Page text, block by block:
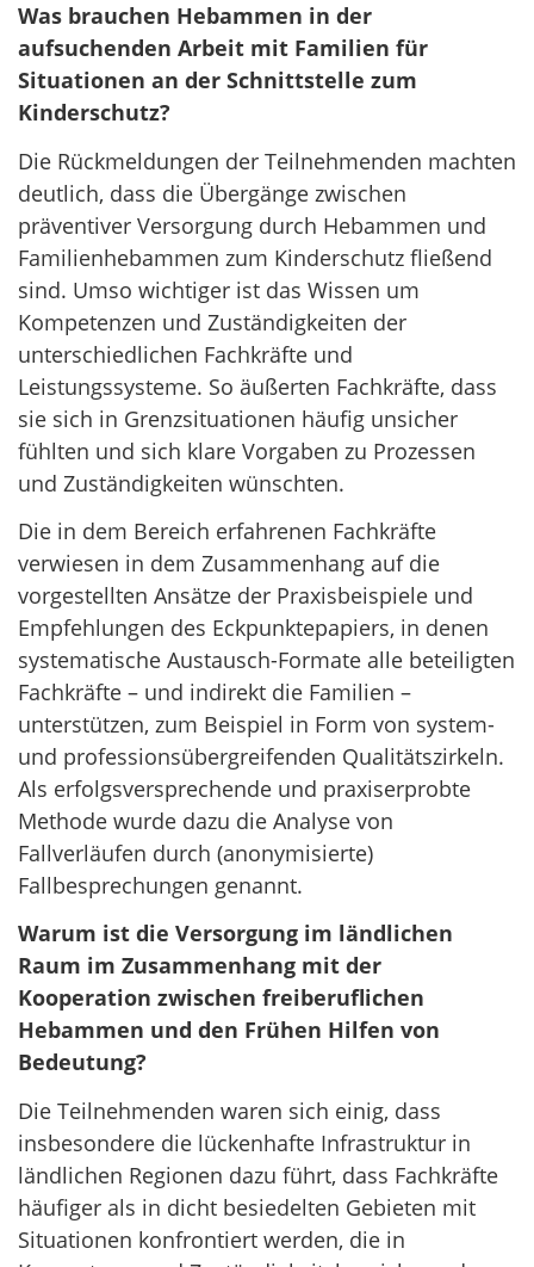
Was brauchen Hebammen in der
aufsuchenden Arbeit mit Familien für
Situationen an der Schnittstelle zum
Kinderschutz?
Die Rückmeldungen der Teilnehmenden machten
deutlich, dass die Übergänge zwischen
präventiver Versorgung durch Hebammen und
Familienhebammen zum Kinderschutz fließend
sind. Umso wichtiger ist das Wissen um
Kompetenzen und Zuständigkeiten der
unterschiedlichen Fachkräfte und
Leistungssysteme. So äußerten Fachkräfte, dass
sie sich in Grenzsituationen häufig unsicher
fühlten und sich klare Vorgaben zu Prozessen
und Zuständigkeiten wünschten.
Die in dem Bereich erfahrenen Fachkräfte
verwiesen in dem Zusammenhang auf die
vorgestellten Ansätze der Praxisbeispiele und
Empfehlungen des Eckpunktepapiers, in denen
systematische Austausch-Formate alle beteiligten
Fachkräfte – und indirekt die Familien –
unterstützen, zum Beispiel in Form von system-
und professionsübergreifenden Qualitätszirkeln.
Als erfolgsversprechende und praxiserprobte
Methode wurde dazu die Analyse von
Fallverläufen durch (anonymisierte)
Fallbesprechungen genannt.
Warum ist die Versorgung im ländlichen
Raum im Zusammenhang mit der
Kooperation zwischen freiberuflichen
Hebammen und den Frühen Hilfen von
Bedeutung?
Die Teilnehmenden waren sich einig, dass
insbesondere die lückenhafte Infrastruktur in
ländlichen Regionen dazu führt, dass Fachkräfte
häufiger als in dicht besiedelten Gebieten mit
Situationen konfrontiert werden, die in